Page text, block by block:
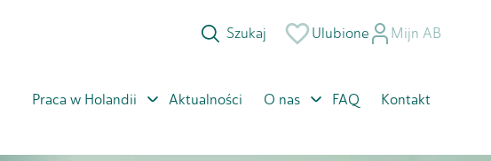
Ulubione Mijn AB
Praca w Holandii Aktualności O nas FAQ Kontakt